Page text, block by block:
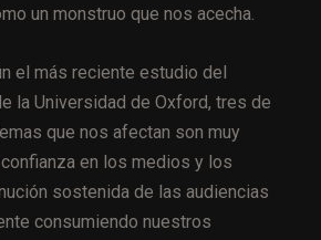
un monstruo que nos acecha.
el más reciente estudio del
la Universidad de Oxford, tres de
que nos afectan son muy
en los medios y los
sostenida de las audiencias
consumiendo nuestros